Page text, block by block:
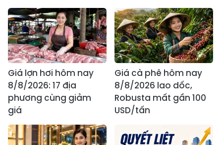
Giá lợn hơi hôm nay
8/8/2026: 17 địa
phương cùng giảm
giá
Giá cà phê hôm nay
8/8/2026 lao dốc,
Robusta mất gần 100
USD/tấn